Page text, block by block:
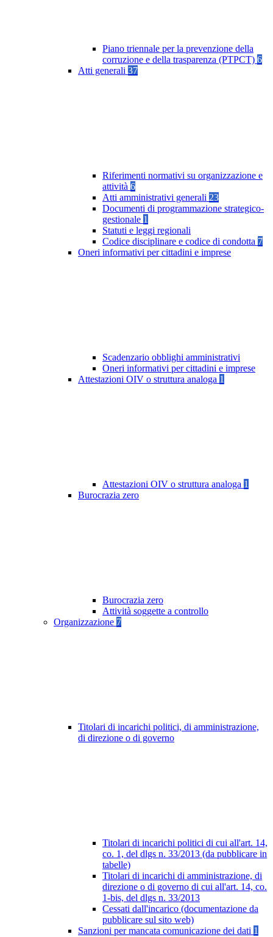
Piano triennale per la prevenzione della
corruzione e della trasparenza (PTPCT) 6
Atti generali 37
Riferimenti normativi su organizzazione e
attività 6
Atti amministrativi generali 23
Documenti di programmazione strategico-
gestionale 1
Statuti e leggi regionali
Codice disciplinare e codice di condotta 7
Oneri informativi per cittadini e imprese
Scadenzario obblighi amministrativi
Oneri informativi per cittadini e imprese
Attestazioni OIV o struttura analoga 1
Attestazioni OIV o struttura analoga 1
Burocrazia zero
Burocrazia zero
Attività soggette a controllo
Organizzazione 7
Titolari di incarichi politici, di amministrazione,
di direzione o di governo
Titolari di incarichi politici di cui all'art. 14,
co. 1, del dlgs n. 33/2013 (da pubblicare in
tabelle)
Titolari di incarichi di amministrazione, di
direzione o di governo di cui all'art. 14, co.
1-bis, del dlgs n. 33/2013
Cessati dall'incarico (documentazione da
pubblicare sul sito web)
Sanzioni per mancata comunicazione dei dati 1